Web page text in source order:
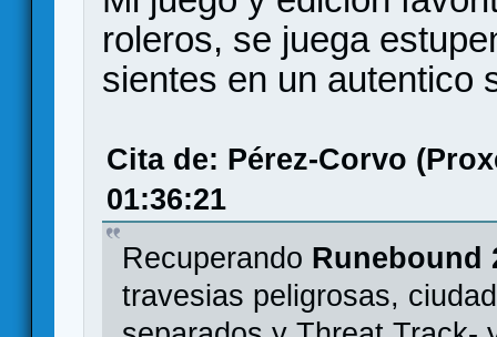
roleros, se juega
sientes en un autentico
Cita de: Pérez-Corvo
01:36:21
Recuperando Runebound
travesias peligrosas,